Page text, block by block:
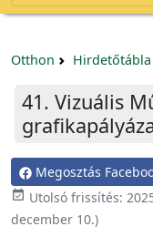
Otthon Hirdetőtábla
41. Vizuális
Megosztás
 Utolsó frissítés:
december 10.)